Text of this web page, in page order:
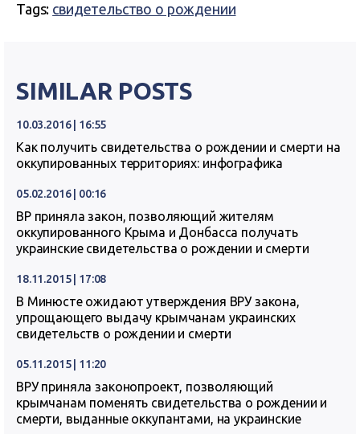
Tags: свидетельство о рождении
SIMILAR POSTS
10.03.2016 | 16:55
Как получить свидетельства о рождении и смерти на
оккупированных территориях: инфографика
05.02.2016 | 00:16
ВР приняла закон, позволяющий жителям
оккупированного Крыма и Донбасса получать
украинские свидетельства о рождении и смерти
18.11.2015 | 17:08
В Минюсте ожидают утверждения ВРУ закона,
упрощающего выдачу крымчанам украинских
свидетельств о рождении и смерти
05.11.2015 | 11:20
ВРУ приняла законопроект, позволяющий
крымчанам поменять свидетельства о рождении и
смерти, выданные оккупантами, на украинские